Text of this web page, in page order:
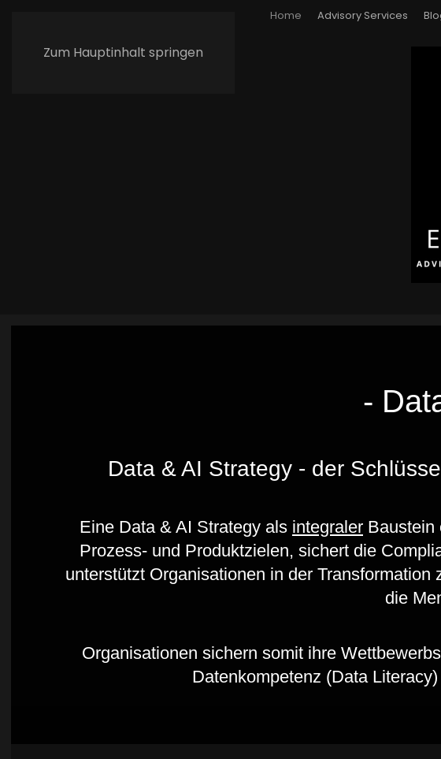
Zum Hauptinhalt springen
Home Advisory Services
-
Data & AI Strategy - der
Eine Data & AI Strategy als integraler Baustein
Prozess- und Produktzielen, sichert die
unterstützt Organisationen in der
die
Organisationen sichern somit ihre
Datenkompetenz (Data